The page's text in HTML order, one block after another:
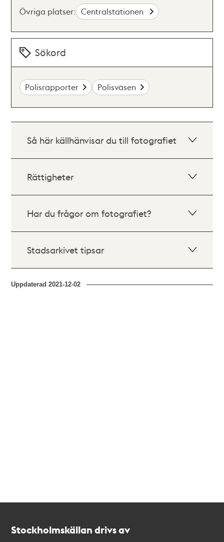
Övriga platser: Centralstationen
Sökord
Polisrapporter Polisväsen
Så här källhänvisar du till fotografiet
Rättigheter
Har du frågor om fotografiet?
Stadsarkivet tipsar
Uppdaterad2021-12-02
Stockholmskällan drivs av